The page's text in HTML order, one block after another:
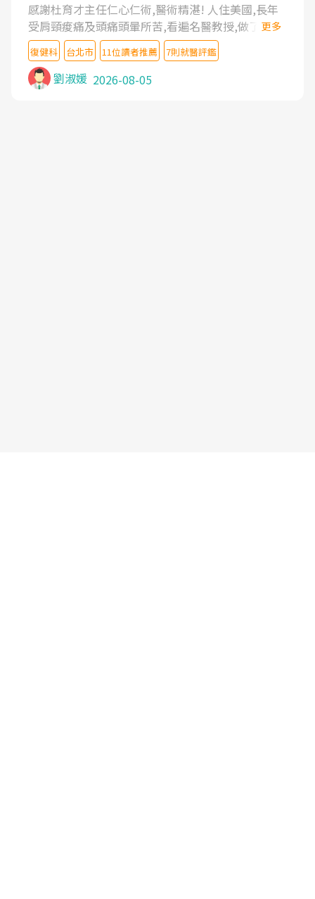
感謝杜育才主任仁心仁術,醫術精湛! 人住美國,長年
受肩頸痠痛及頭痛頭暈所苦,看遍名醫教授,做了各種
檢查,也嘗試過西醫打針,中醫針灸及物理徒手治療都
沒有用,後來連吃到嗎啡類止痛藥都效果有限,只是壓
症狀,沒多久就痛起來,多年失眠嚴重影響生活品質.
台灣親友介紹忠孝醫院杜育才主任是頸頭症候群專
更多
復健科 台北市 11位讀者推薦 7則就醫評鑑
劉淑媛 2026-08-05